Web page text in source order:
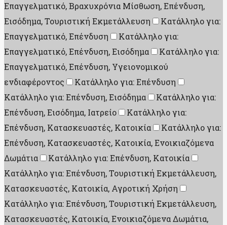
Επαγγελματικό, Βραχυχρόνια Μίσθωση, Επένδυση,
Εισόδημα, Τουριστική Εκμετάλλευση
Κατάλληλο για:
Επαγγελματικό, Επένδυση
Κατάλληλο για:
Επαγγελματικό, Επένδυση, Εισόδημα
Κατάλληλο για:
Επαγγελματικό, Επένδυση, Υγειονομικού
ενδιαφέροντος
Κατάλληλο για: Επένδυση
Κατάλληλο για: Επένδυση, Εισόδημα
Κατάλληλο για:
Επένδυση, Εισόδημα, Ιατρείο
Κατάλληλο για:
Επένδυση, Κατασκευαστές, Κατοικία
Κατάλληλο για:
Επένδυση, Κατασκευαστές, Κατοικία, Ενοικιαζόμενα
Δωμάτια
Κατάλληλο για: Επένδυση, Κατοικία
Κατάλληλο για: Επένδυση, Τουριστική Εκμετάλλευση,
Κατασκευαστές, Κατοικία, Αγροτική Χρήση
Κατάλληλο για: Επένδυση, Τουριστική Εκμετάλλευση,
Κατασκευαστές, Κατοικία, Ενοικιαζόμενα Δωμάτια,